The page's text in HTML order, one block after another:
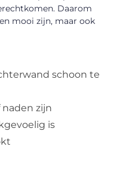
Daarom
mooi zijn, maar ook
schoon te
naden zijn
is